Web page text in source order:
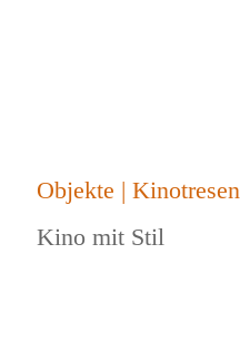
Objekte | Kinotresen
Kino mit Stil